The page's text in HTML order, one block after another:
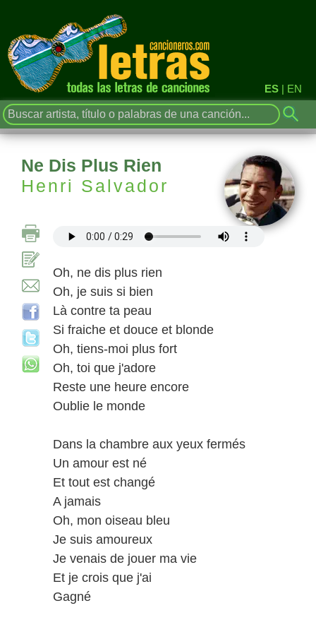
ES | EN
Ne Dis Plus Rien
Henri Salvador
Oh, ne dis plus rien
Oh, je suis si bien
Là contre ta peau
Si fraiche et douce et blonde
Oh, tiens-moi plus fort
Oh, toi que j'adore
Reste une heure encore
Oublie le monde
Dans la chambre aux yeux fermés
Un amour est né
Et tout est changé
A jamais
Oh, mon oiseau bleu
Je suis amoureux
Je venais de jouer ma vie
Et je crois que j'ai
Gagné